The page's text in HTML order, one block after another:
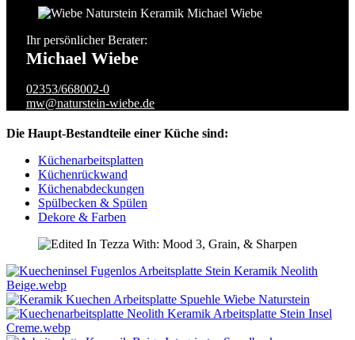
Ihr persönlicher Berater:
Michael Wiebe
02353/668002-0
mw@naturstein-wiebe.de
Die Haupt-Bestandteile einer Küche sind:
Küchenarbeitsplatten
Küchenrückwand
Küchenabdeckungen
Spülbecken & Spülen
Dekore & Farben